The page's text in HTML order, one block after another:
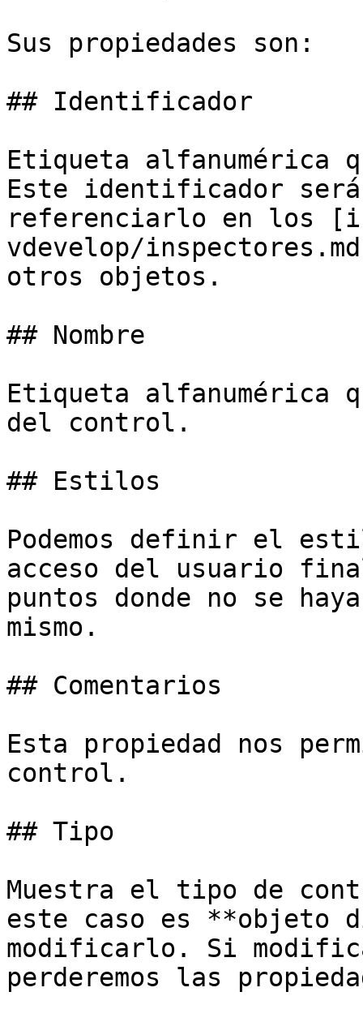
Sus propiedades son:
## Identificador
Etiqueta
Este identificador
referenciarlo en los
vdevelop/
otros objetos.
## Nombre
Etiqueta alfanumérica
del control.
## Estilos
Podemos definir el
acceso del usuario
puntos donde no se
mismo.
## Comentarios
Esta propiedad nos
control.
## Tipo
Muestra el tipo de
este caso es **objeto
modificarlo. Si
perderemos las